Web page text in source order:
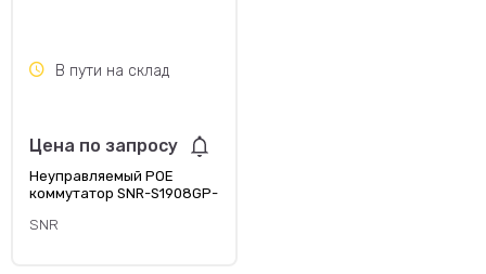
В пути на склад
Цена по запросу
Неуправляемый POE
коммутатор SNR-S1908GP-
SNR